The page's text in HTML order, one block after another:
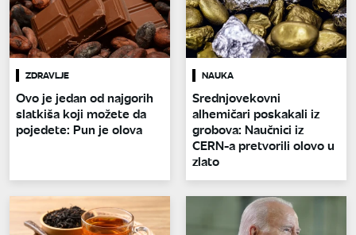
ZDRAVLJE
Ovo je jedan od najgorih
slatkiša koji možete da
pojedete: Pun je olova
NAUKA
Srednjovekovni
alhemičari poskakali iz
grobova: Naučnici iz
CERN-a pretvorili olovo u
zlato